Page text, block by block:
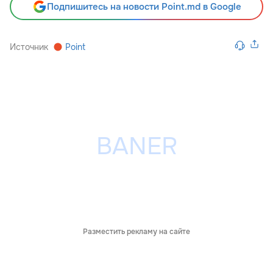
Подпишитесь на новости Point.md в Google
Источник Point
Разместить рекламу на сайте